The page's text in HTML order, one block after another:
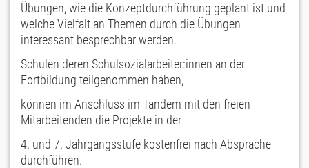
Übungen, wie die Konzeptdurchführung geplant ist und
welche Vielfalt an Themen durch die Übungen
interessant besprechbar werden.
Schulen deren Schulsozialarbeiter:innen an der
Fortbildung teilgenommen haben,
können im Anschluss im Tandem mit den freien
Mitarbeitenden die Projekte in der
4. und 7. Jahrgangsstufe kostenfrei nach Absprache
durchführen.